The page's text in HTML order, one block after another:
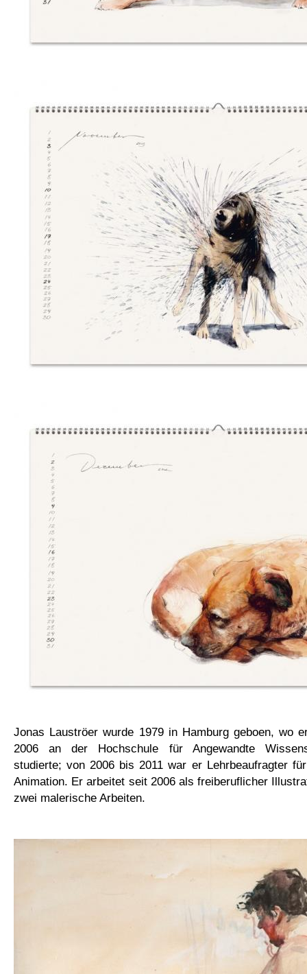
Jonas Lauströer wurde 1979 in Hamburg geboen, wo
2006 an der Hochschule für Angewandte
studierte; von 2006 bis 2011 war er Lehrbeaufragter
Animation. Er arbeitet seit 2006 als freiberuflicher
zwei malerische Arbeiten.